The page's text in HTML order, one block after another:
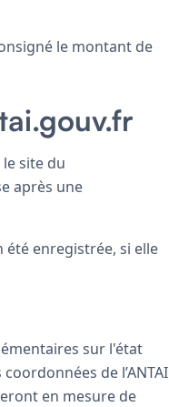
le montant de
site du
après une
été enregistrée, si elle
sur l'état
de l’ANTAI
en mesure de